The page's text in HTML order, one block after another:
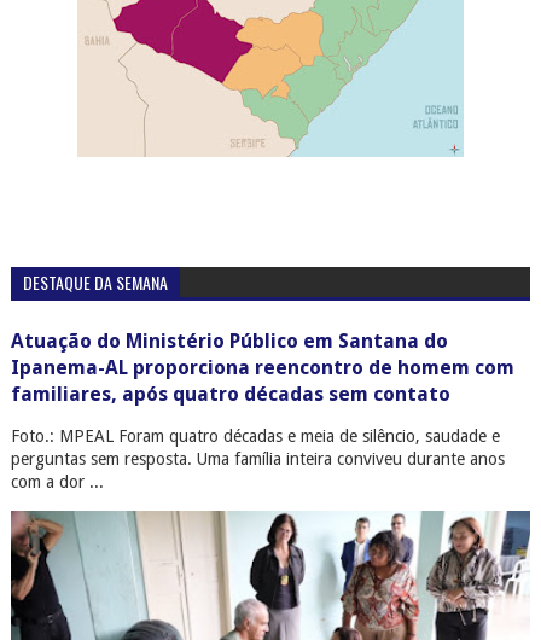
DESTAQUE DA SEMANA
Atuação do Ministério Público em Santana do
Ipanema-AL proporciona reencontro de homem com
familiares, após quatro décadas sem contato
Foto.: MPEAL Foram quatro décadas e meia de silêncio, saudade e
perguntas sem resposta. Uma família inteira conviveu durante anos
com a dor ...